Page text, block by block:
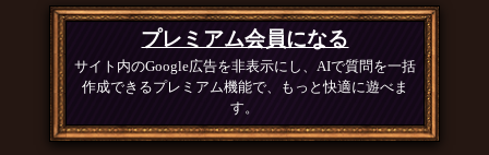
プレミアム会員になる
サイト内のGoogle広告を非表示にし、AIで質問を一括
作成できるプレミアム機能で、もっと快適に遊べま
す。